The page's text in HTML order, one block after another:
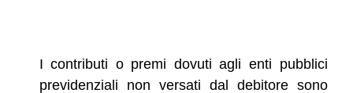
I contributi o premi dovuti agli enti pubblici
previdenziali non versati dal debitore sono